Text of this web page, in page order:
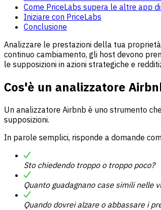
Come PriceLabs supera le altre app
Iniziare con PriceLabs
Conclusione
Analizzare le prestazioni della tua
continuo cambiamento, gli host devono
le supposizioni in azioni strategiche e
Cos'è un analizzatore
Un analizzatore Airbnb è uno strumento
supposizioni.
In parole semplici, risponde a domande
Sto chiedendo troppo o troppo poco?
Quanto guadagnano case simili nelle
Quando dovrei alzare o abbassare i